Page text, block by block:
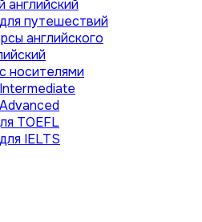
английский
путешествий
английского
носителями
TOEFL
IELTS